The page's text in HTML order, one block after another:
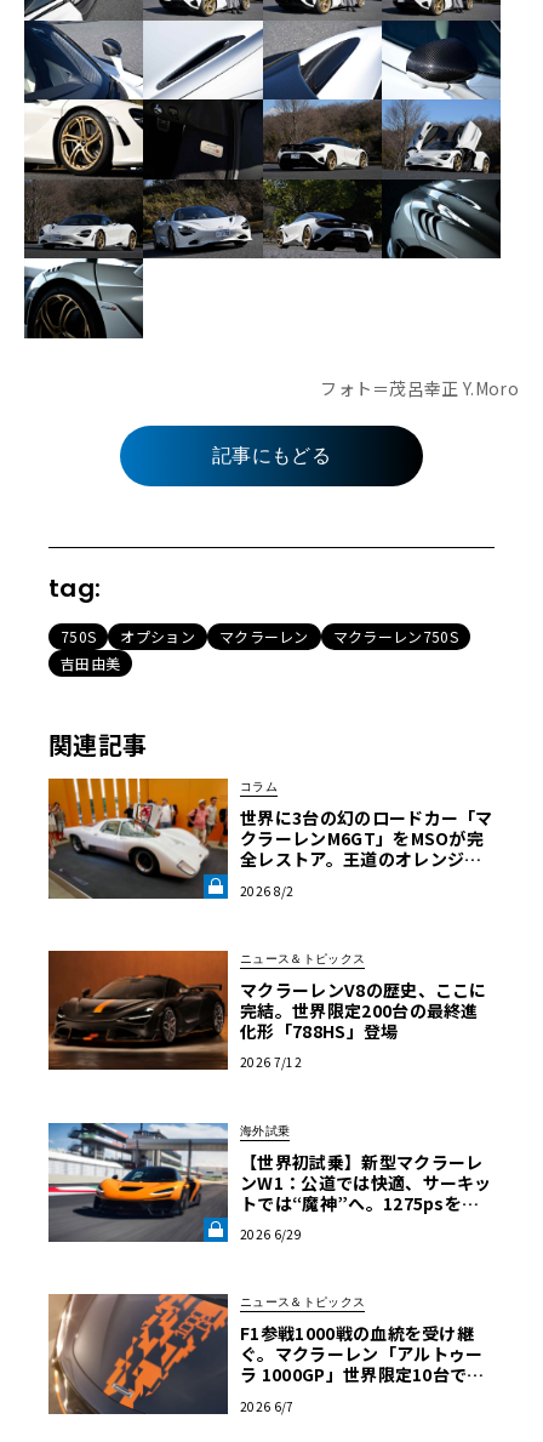
フォト＝茂呂幸正 Y.Moro
記事にもどる
tag:
750S オプション マクラーレン
マクラーレン750S
吉田由美
関連記事
コラム
世界に3台の幻のロードカー「マ
クラーレンM6GT」をMSOが完
全レストア。王道のオレンジで
【グッドウッドFoS 2026】《LE
2026 8/2
ニュース＆トピックス
マクラーレンV8の歴史、ここに
完結。世界限定200台の最終進
化形「788HS」登場
2026 7/12
海外試乗
【世界初試乗】新型マクラーレ
ンW1：公道では快適、サーキッ
トでは“魔神”へ。1275psを後
《LE VOLANT LAB》
2026 6/29
ニュース＆トピックス
F1参戦1000戦の血統を受け継
ぐ。マクラーレン「アルトゥー
ラ 1000GP」世界限定10台で発
2026 6/7